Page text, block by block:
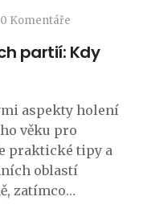
0 Komentáře
partií: Kdy
aspekty holení
věku pro
praktické tipy a
oblastí
zatímco